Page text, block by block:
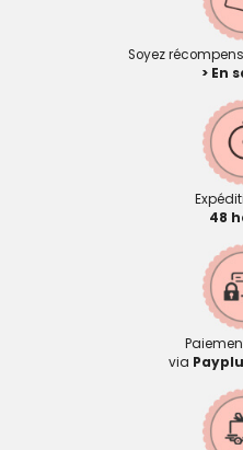
Soyez
> En
48
via